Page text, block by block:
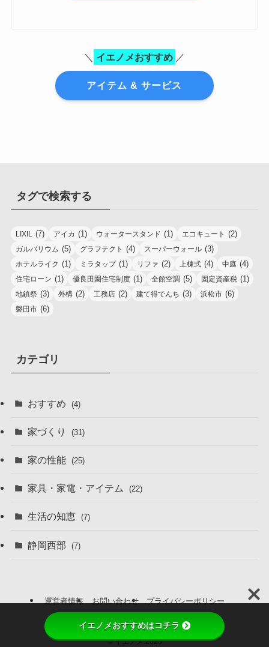
＼ イエノメおすすめ ／
アイテム & サービス
タグで検索する
LIXIL (7) アイカ (1) ウォータースタンド (1) エコキュート (2)
ガルバリウム (5) グラフテクト (4) スーパーウォール (3)
ホテルライク (1) ミラタップ(1) リファ (2) 上棟式 (4) 中庭 (4)
住宅ローン (1) 優良田園住宅制度 (1) 全館空調 (5) 固定資産税 (1)
地鎮祭 (3) 外構 (2) 工務店 (2) 建て得でんち (3) 浜松市 (6)
磐田市 (6)
カテゴリ
おすすめ (4)
家づくり (31)
家の性能 (25)
家具・家電・アイテム (22)
生活の知恵 (7)
静岡西部 (7)
運営者情報 お問い合わせ
プライバシーポリシー
©イエノメ.2025
イエノメおすすめはコチラ